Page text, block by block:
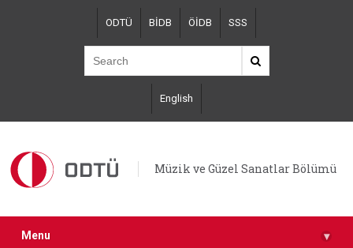
ODTÜ BİDB ÖİDB SSS
English
Müzik ve Güzel Sanatlar Bölümü
Menu ▾